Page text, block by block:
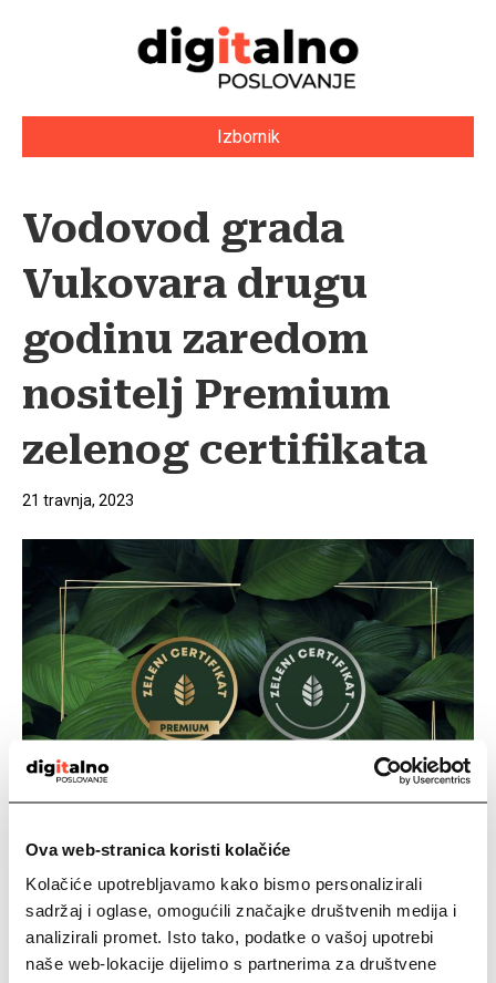
Ova web-stranica koristi kolačiće
Kolačiće upotrebljavamo kako bismo personalizirali
sadržaj i oglase, omogućili značajke društvenih medija i
analizirali promet. Isto tako, podatke o vašoj upotrebi
naše web-lokacije dijelimo s partnerima za društvene
Izbornik
Vodovod grada
Vukovara drugu
godinu zaredom
nositelj Premium
zelenog certifikata
21 travnja, 2023
Vodovodu grada Vukovara
d.o.o. drugu godinu zaredom
dodijeljeno priznanje za